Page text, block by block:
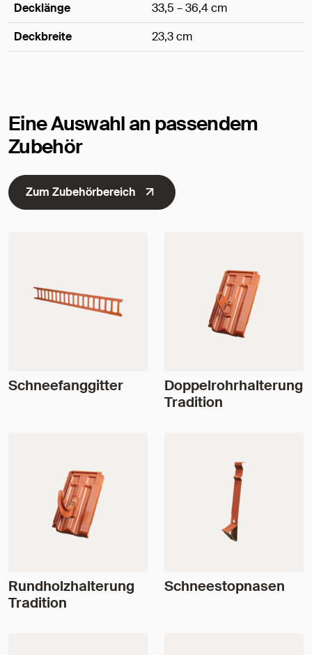
Decklänge
33,5 – 36,4 cm
Deckbreite
23,3 cm
Eine Auswahl an passendem
Zubehör
Zum Zubehörbereich
Schneefanggitter
Doppelrohrhalterung
Tradition
Rundholzhalterung
Tradition
Schneestopnasen